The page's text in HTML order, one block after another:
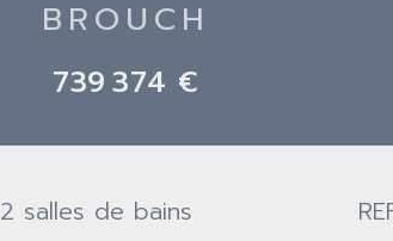
BROUCH
739 374 €
2 salles de bains